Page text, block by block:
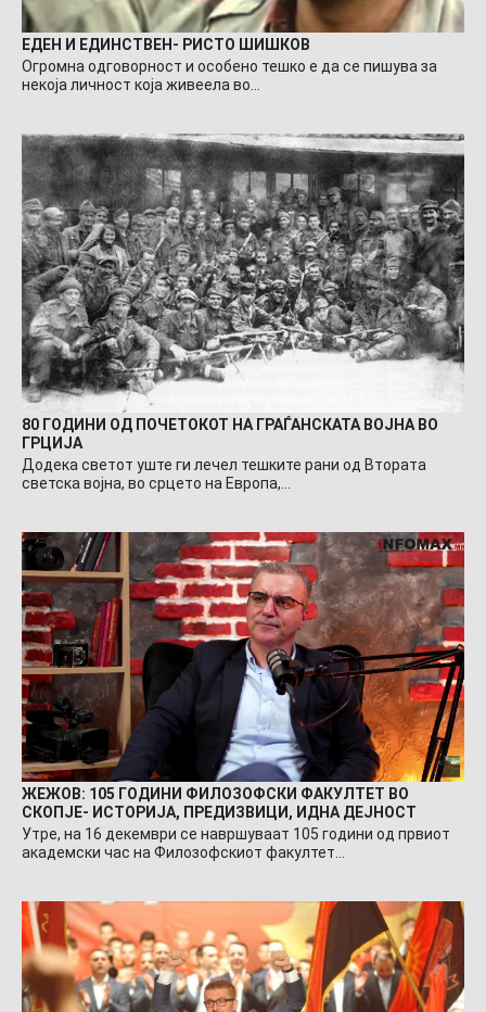
ЕДЕН И ЕДИНСТВЕН- РИСТО ШИШКОВ
Огромна одговорност и особено тешко е да се пишува за
некоја личност која живеела во…
80 ГОДИНИ ОД ПОЧЕТОКОТ НА ГРАЃАНСКАТА ВОЈНА ВО
ГРЦИЈА
Додека светот уште ги лечел тешките рани од Втората
светска војна, во срцето на Европа,…
ЖЕЖОВ: 105 ГОДИНИ ФИЛОЗОФСКИ ФАКУЛТЕТ ВО
СКОПЈЕ- ИСТОРИЈА, ПРЕДИЗВИЦИ, ИДНА ДЕЈНОСТ
Утре, на 16 декември се навршуваат 105 години од првиот
академски час на Филозофскиот факултет…